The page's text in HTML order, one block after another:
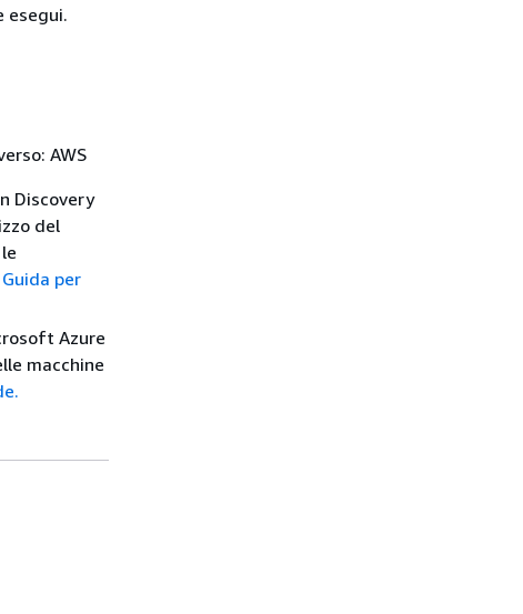
esegui.
AWS
Discovery
del
Guida per
Azure
macchine